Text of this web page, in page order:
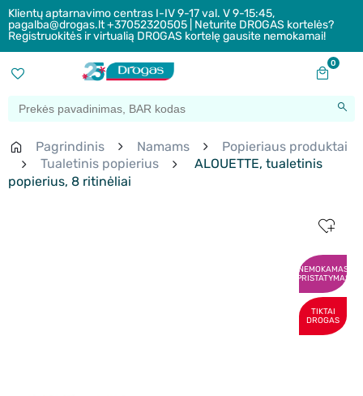
Klientų aptarnavimo centras I-IV 9-17 val. V 9-15:45,
pagalba@drogas.lt +37052320505 | Neturite DROGAS kortelės?
Registruokitės ir virtualią DROGAS kortelę gausite nemokamai!
0
Pagrindinis Namams
Popieriaus produktai
Tualetinis popierius
ALOUETTE, tualetinis
popierius, 8 ritinėliai
NEMOKAMAS
PRISTATYMAS
TIKTAI
DROGAS